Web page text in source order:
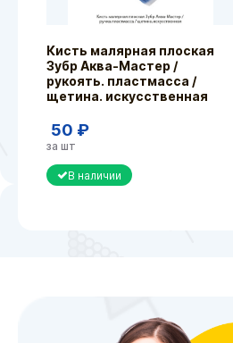
Кисть малярная плоская
Зубр Аква-Мастер /
рукоять. пластмасса /
щетина. искусственная
50 ₽
за шт
В наличии